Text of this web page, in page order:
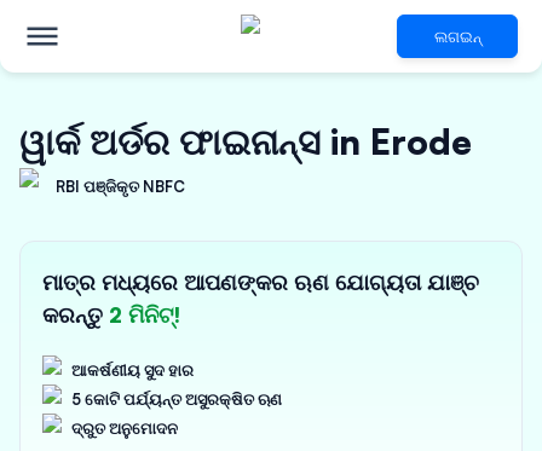
ଲଗଇନ୍
ୱାର୍କ ଅର୍ଡର ଫାଇନାନ୍ସ in Erode
RBI ପଞ୍ଜିକୃତ NBFC
ମାତ୍ର ମଧ୍ୟରେ ଆପଣଙ୍କର ଋଣ ଯୋଗ୍ୟତା ଯାଞ୍ଚ
କରନ୍ତୁ 2 ମିନିଟ୍!
ଆକର୍ଷଣୀୟ ସୁଦ ହାର
5 କୋଟି ପର୍ଯ୍ୟନ୍ତ ଅସୁରକ୍ଷିତ ଋଣ
ଦ୍ରୁତ ଅନୁମୋଦନ